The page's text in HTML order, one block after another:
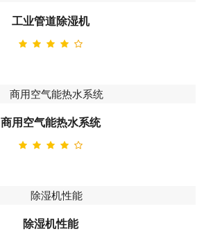
工业管道除湿机
商用空气能热水系统
除湿机性能